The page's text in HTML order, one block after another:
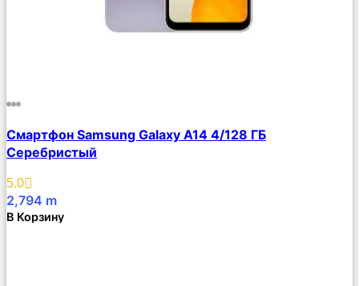
Описание
Избранное
Смартфон Samsung Galaxy A14 4/128 ГБ
Серебристый
5.0
2,794 m
В Корзину